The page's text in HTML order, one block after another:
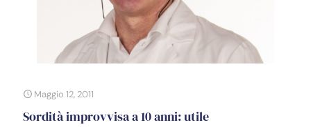
Maggio 12, 2011
Sordità improvvisa a 10 anni: utile